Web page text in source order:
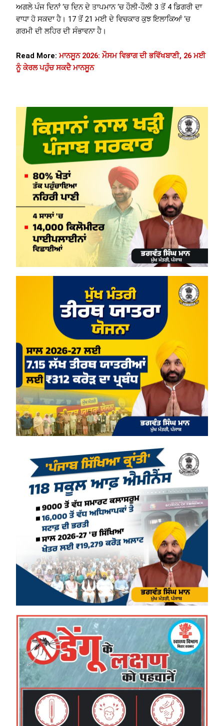
ਅਗਲੇ ਪੰਜ ਦਿਨਾਂ ‘ਚ ਦਿਨ ਦੇ ਤਾਪਮਾਨ ‘ਚ ਹੌਲੀ-ਹੌਲੀ 3 ਤੋਂ 4 ਡਿਗਰੀ ਦਾ
ਵਾਧਾ ਹੋ ਸਕਦਾ ਹੈ। 17 ਤੋਂ 21 ਮਈ ਦੇ ਵਿਚਕਾਰ ਕੁਝ ਇਲਾਕਿਆਂ ‘ਚ
ਗਰਮੀ ਦੀ ਲਹਿਰ ਦੀ ਸੰਭਾਵਨਾ ਹੈ।
Read More:ਮਾਨਸੂਨ 2026: ਮੌਸਮ ਵਿਭਾਗ ਦੀ ਭਵਿੱਖਬਾਣੀ, 26 ਮਈ
ਨੂੰ ਕੇਰਲ ਪਹੁੰਚ ਸਕਦੈ ਮਾਨਸੂਨ